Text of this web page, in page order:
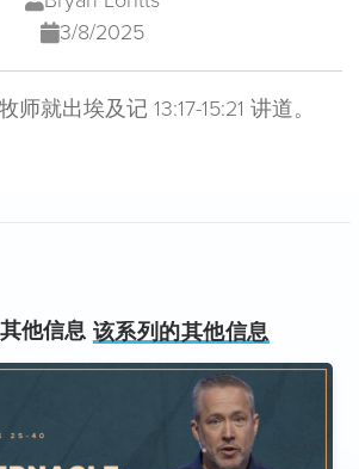
3/8/2025
就出埃及记 13:17-15:21 讲道。
他信息该系列的其他信息